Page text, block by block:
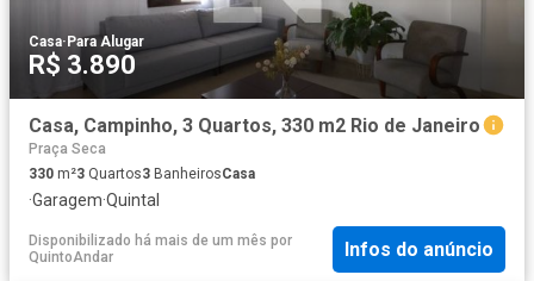
Casa· Para Alugar
R$ 3.890
Casa, Campinho, 3 Quartos, 330 m2 Rio de Janeiro
Praça Seca
330 m²3 Quartos3 BanheirosCasa
·Garagem·Quintal
Disponibilizado há mais de um mês por
QuintoAndar
Infos do anúncio